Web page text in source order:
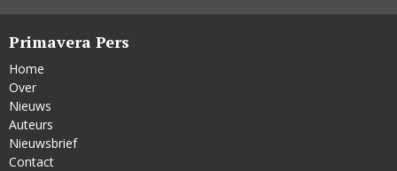
Primavera Pers
Home
Over
Nieuws
Auteurs
Nieuwsbrief
Contact